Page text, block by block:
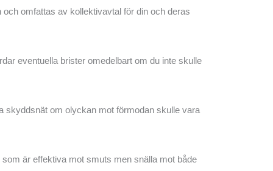
omfattas av kollektivavtal för din och deras
eventuella brister omedelbart om du inte skulle
skyddsnät om olyckan mot förmodan skulle vara
är effektiva mot smuts men snälla mot både